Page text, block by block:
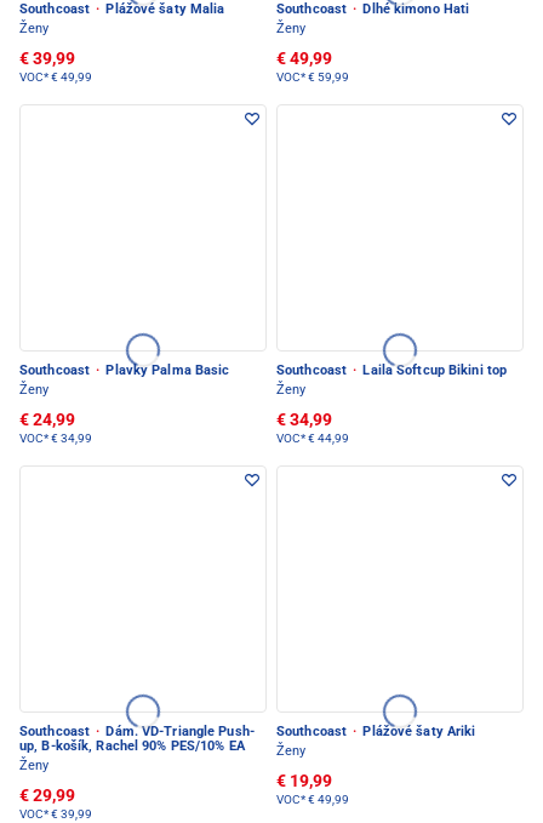
Southcoast · Plážové šaty Malia
Ženy
€ 39,99
VOC*€ 49,99
Southcoast · Dlhé kimono Hati
Ženy
€ 49,99
VOC*€ 59,99
Southcoast · Plavky Palma Basic
Ženy
€ 24,99
VOC*€ 34,99
Southcoast · Laila Softcup Bikini top
Ženy
€ 34,99
VOC*€ 44,99
Southcoast · Dám. VD-Triangle Push-
up, B-košík, Rachel 90% PES/10% EA
Ženy
€ 29,99
VOC*€ 39,99
Southcoast · Plážové šaty Ariki
Ženy
€ 19,99
VOC*€ 49,99